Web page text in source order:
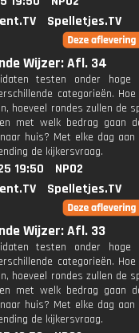
Spelletjes.TV
Wijzer: Afl. 34
testen onder hoge
categorieën.
hoeveel rondes zullen de
met welk bedrag gaan
huis? Met elke dag
de kijkersvraag.
19:50
NPO2
Spelletjes.TV
Wijzer: Afl. 33
testen onder hoge
categorieën.
hoeveel rondes zullen de
met welk bedrag gaan
huis? Met elke dag
de kijkersvraag.